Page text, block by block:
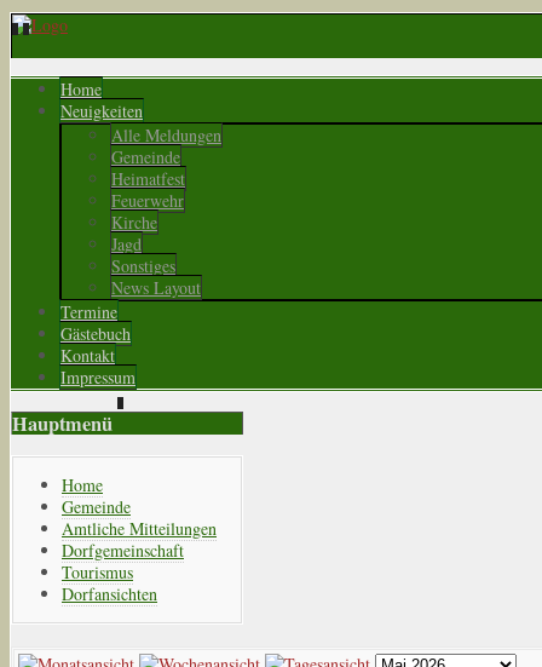
Home
Neuigkeiten
Alle Meldungen
Gemeinde
Heimatfest
Feuerwehr
Kirche
Jagd
Sonstiges
News Layout
Termine
Gästebuch
Kontakt
Impressum
Hauptmenü
Home
Gemeinde
Amtliche Mitteilungen
Dorfgemeinschaft
Tourismus
Dorfansichten